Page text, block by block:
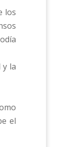
los
y la
el